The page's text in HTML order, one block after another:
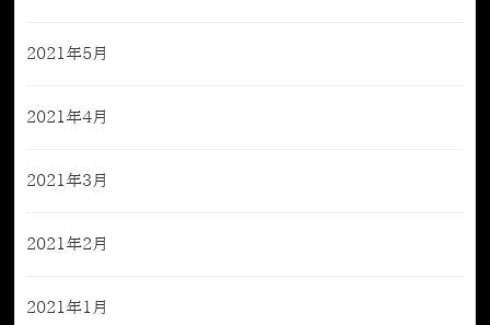
2021年5月
2021年4月
2021年3月
2021年2月
2021年1月